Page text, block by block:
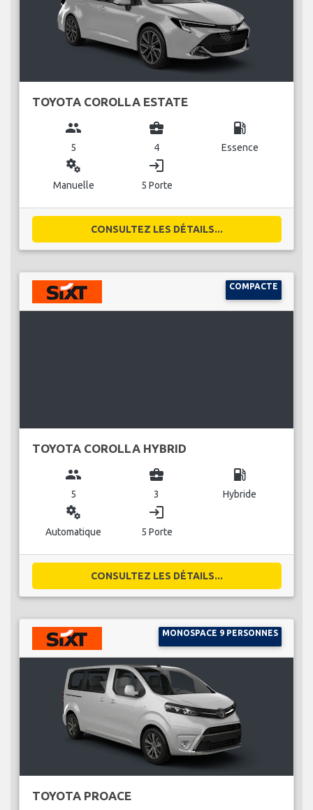
TOYOTA COROLLA ESTATE
group
5
business_center
4
local_gas_station
Essence
miscellaneous_services
Manuelle
login
5 Porte
CONSULTEZ LES DÉTAILS...
COMPACTE
TOYOTA COROLLA HYBRID
group
5
business_center
3
local_gas_station
Hybride
miscellaneous_services
Automatique
login
5 Porte
CONSULTEZ LES DÉTAILS...
MONOSPACE 9 PERSONNES
TOYOTA PROACE